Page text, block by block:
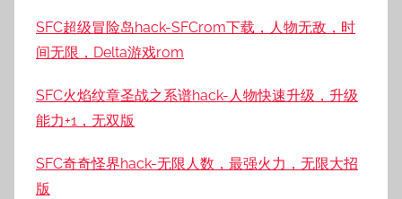
SFC超级冒险岛hack-SFCrom下载，人物无敌，时
间无限，Delta游戏rom
SFC火焰纹章圣战之系谱hack-人物快速升级，升级
能力+1，无双版
SFC奇奇怪界hack-无限人数，最强火力，无限大招
版